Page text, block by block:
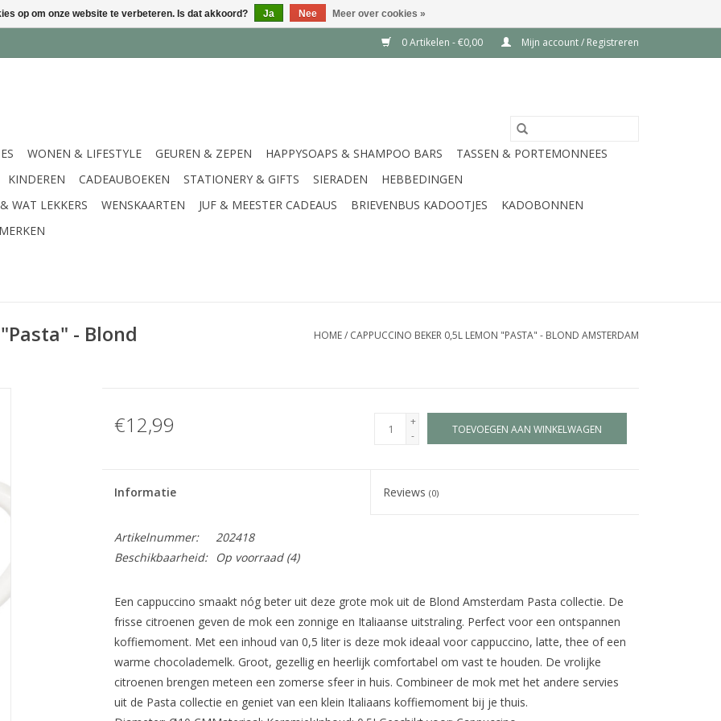
0 Artikelen - €0,00 Mijn account / Registreren
WONEN & LIFESTYLE GEUREN & ZEPEN HAPPYSOAPS & SHAMPOO BARS
TASSEN & PORTEMONNEES
KINDEREN
CADEAUBOEKEN STATIONERY & GIFTS SIERADEN
HEBBEDINGEN
WAT LEKKERS
WENSKAARTEN JUF & MEESTER CADEAUS BRIEVENBUS KADOOTJES
KADOBONNEN
- Blond HOME/ CAPPUCCINO BEKER 0,5L LEMON "PASTA" - BLOND AMSTERDAM
€12,99
+
-
TOEVOEGEN AAN WINKELWAGEN
Informatie Reviews(0)
Artikelnummer:
202418
Beschikbaarheid:
Op voorraad(4)
Een cappuccino smaakt nóg beter uit deze grote mok uit de Blond Amsterdam Pasta collectie. De
frisse citroenen geven de mok een zonnige en Italiaanse uitstraling. Perfect voor een ontspannen
koffiemoment. Met een inhoud van 0,5 liter is deze mok ideaal voor cappuccino, latte, thee of een
warme chocolademelk. Groot, gezellig en heerlijk comfortabel om vast te houden. De vrolijke
citroenen brengen meteen een zomerse sfeer in huis. Combineer de mok met het andere servies
uit de Pasta collectie en geniet van een klein Italiaans koffiemoment bij je thuis.
op om onze website te verbeteren. Is dat akkoord? Ja Nee Meer over cookies »